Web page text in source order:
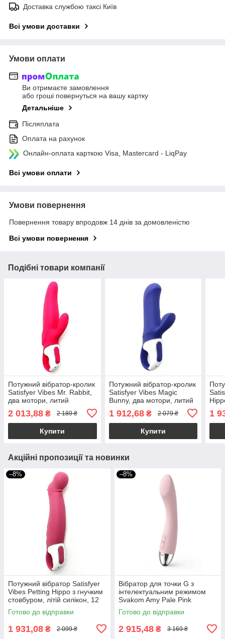
Доставка службою таксі Київ
Всі умови доставки
Умови оплати
Ви отримаєте замовлення
або гроші повернуться на вашу картку
Детальніше
Післяплата
Оплата на рахунок
Онлайн-оплата карткою Visa, Mastercard - LiqPay
Всі умови оплати
Умови повернення
Повернення товару впродовж 14 днів за домовленістю
Всі умови повернення
Подібні товари компанії
Потужний вібратор-кролик
Satisfyer Vibes Mr. Rabbit,
два мотори, литий
роботи
2 013,88 ₴ 2 189 ₴
Купити
Потужний вібратор-кролик
Satisfyer Vibes Magic
Bunny, два мотори, литий
роботи
1 912,68₴ 2 079 ₴
Купити
12
1
Акційні пропозиції та новинки
–8%
Потужний вібратор Satisfyer
Vibes Petting Hippo з гнучким
стовбуром, літій силікон, 12
режимів
Готово до відправки
1 931,08 ₴ 2 099 ₴
–8%
Вібратор для точки G з
інтелектуальним режимом
Svakom Amy Pale Pink
Готово до відправки
2 915,48 ₴ 3 169 ₴